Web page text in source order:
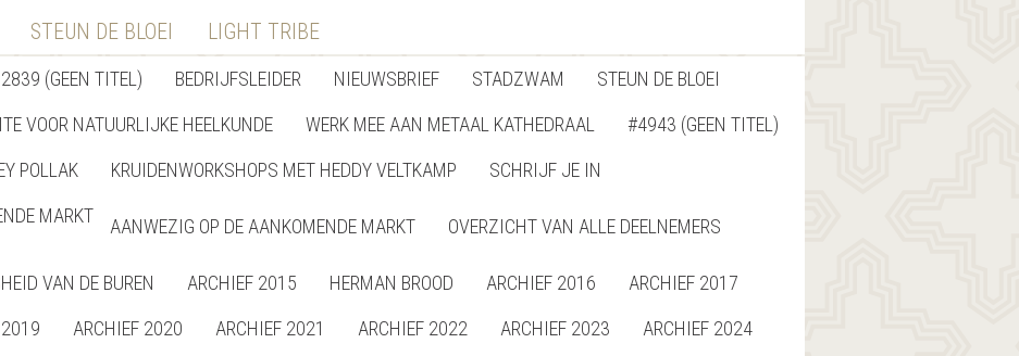
STEUN DE BLOEI LIGHT TRIBE
(GEEN TITEL) BEDRIJFSLEIDER NIEUWSBRIEF STADZWAM
STEUN DE BLOEI
VOOR NATUURLIJKE HEELKUNDE
WERK MEE AAN METAAL KATHEDRAAL
#4943 (GEEN TITEL)
POLLAK
KRUIDENWORKSHOPS MET HEDDY VELTKAMP
SCHRIJF JE IN
MARKT
AANWEZIG OP DE AANKOMENDE MARKT OVERZICHT VAN ALLE DEELNEMERS
VAN DE BUREN ARCHIEF 2015 HERMAN BROOD ARCHIEF 2016
ARCHIEF 2017
2019 ARCHIEF 2020 ARCHIEF 2021 ARCHIEF 2022 ARCHIEF 2023
ARCHIEF 2024